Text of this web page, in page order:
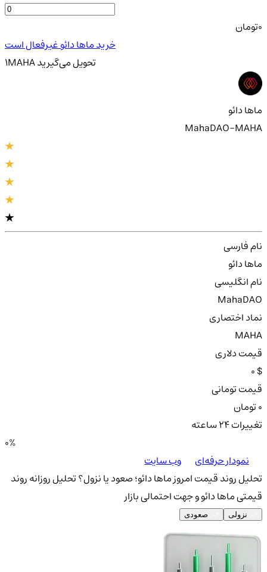
تومان
خرید ماها دائو غیرفعال است
1MAHA تحویلمی‌گیرید
ماها دائو
MahaDAO-MAHA
نام فارسی
ماها دائو
نام انگلیسی
MahaDAO
نماد اختصاری
MAHA
قیمت دلاری
0 $
قیمت تومانی
تغییرات ۲۴ ساعته
0%
نمودار حرفه‌ای
وب سایت
تحلیل روند قیمت امروز ماها دائو؛ صعود یا نزول؟تحلیل روزانه روند
قیمتی ماها دائو و جهت احتمالی بازار
نزولی صعودی